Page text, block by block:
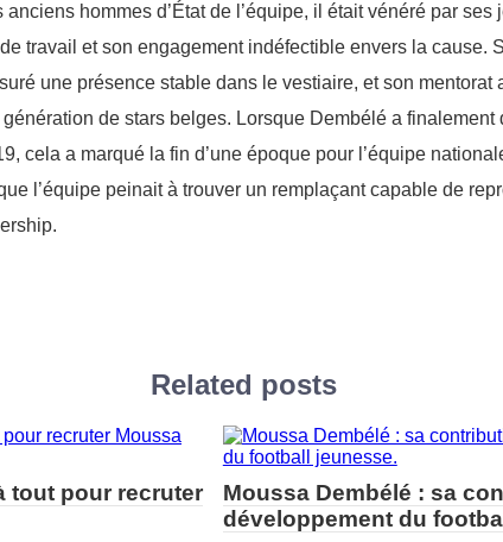
anciens hommes d’État de l’équipe, il était vénéré par
travail et son engagement indéfectible envers la cause.
une présence stable dans le vestiaire, et son
de stars belges. Lorsque Dembélé a finalement
cela a marqué la fin d’une époque pour l’équipe
l’équipe peinait à trouver un remplaçant capable de
Related posts
tout pour recruter
Moussa Dembélé : sa
développement du